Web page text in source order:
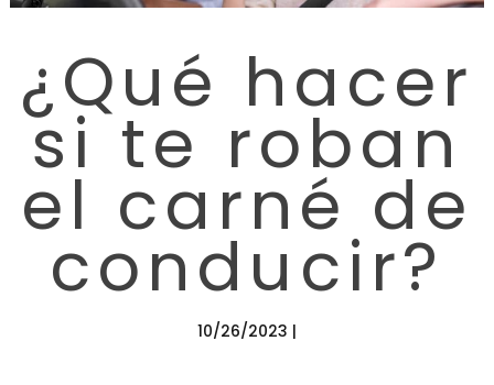
¿Qué hacer
si te roban
el carné de
conducir?
10/26/2023 |